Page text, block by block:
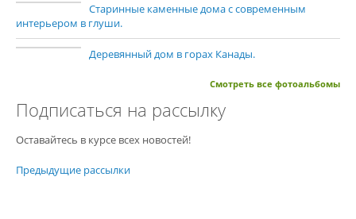
Старинные каменные дома с современным
интерьером в глуши.
Деревянный дом в горах Канады.
Смотреть все фотоальбомы
Подписаться на рассылку
Оставайтесь в курсе всех новостей!
Предыдущие рассылки